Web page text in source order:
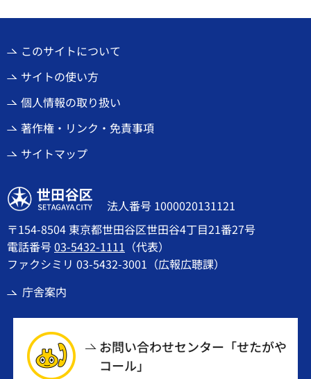
このサイトについて
サイトの使い方
個人情報の取り扱い
著作権・リンク・免責事項
サイトマップ
世田谷区
法人番号 1000020131121
〒154-8504 東京都世田谷区世田谷4丁目21番27号
電話番号03-5432-1111 （代表）
ファクシミリ 03-5432-3001（広報広聴課）
庁舎案内
お問い合わせセンター「せたがや
コール」